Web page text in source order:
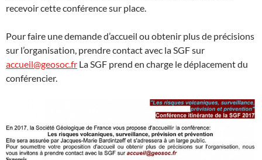
recevoir cette conférence sur place.
Pour faire une demande d’accueil ou obtenir plus de précisions
sur l’organisation, prendre contact avec la SGF sur
accueil@geosoc.fr La SGF prend en charge le déplacement du
conférencier.